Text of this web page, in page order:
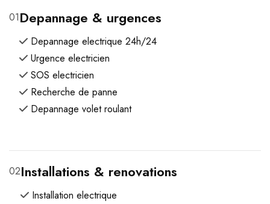
01Depannage & urgences
Depannage electrique 24h/24
Urgence electricien
SOS electricien
Recherche de panne
Depannage volet roulant
02Installations & renovations
Installation electrique